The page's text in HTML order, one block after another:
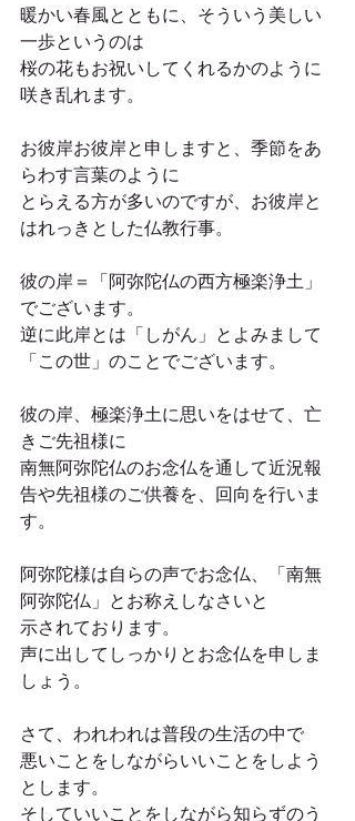
暖かい春風とともに、そういう美しい
一歩というのは
桜の花もお祝いしてくれるかのように
咲き乱れます。
お彼岸お彼岸と申しますと、季節をあ
らわす言葉のように
とらえる方が多いのですが、お彼岸と
はれっきとした仏教行事。
彼の岸＝「阿弥陀仏の西方極楽浄土」
でございます。
逆に此岸とは「しがん」とよみまして
「この世」のことでございます。
彼の岸、極楽浄土に思いをはせて、亡
きご先祖様に
南無阿弥陀仏のお念仏を通して近況報
告や先祖様のご供養を、回向を行いま
す。
阿弥陀様は自らの声でお念仏、「南無
阿弥陀仏」とお称えしなさいと
示されております。
声に出してしっかりとお念仏を申しま
しょう。
さて、われわれは普段の生活の中で
悪いことをしながらいいことをしよう
とします。
そしていいことをしながら知らずのう